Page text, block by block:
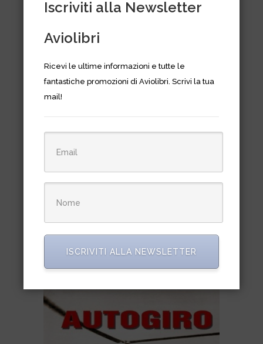
1947-1963 in color – vol. 2 6563
€13,50
Iscriviti alla Newsletter
Aviolibri
Ricevi le ultime informazioni e tutte le
fantastiche promozioni di Aviolibri. Scrivi la tua
mail!
ISCRIVITI ALLA NEWSLETTER